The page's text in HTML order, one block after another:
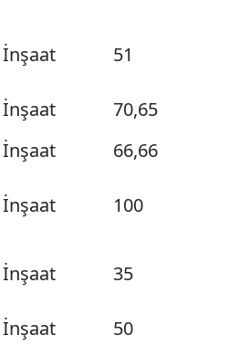
İnşaat
51
İnşaat
70,65
İnşaat
66,66
İnşaat 100
İnşaat
35
İnşaat
50